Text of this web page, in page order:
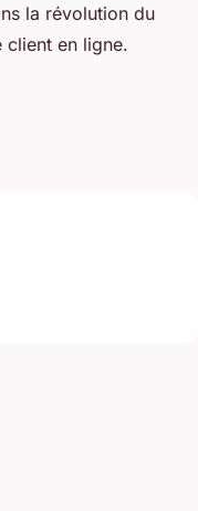
la révolution du
en ligne.